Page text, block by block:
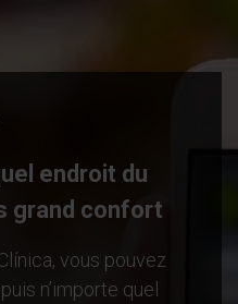
endroit du
grand confort
vous pouvez
n’importe quel